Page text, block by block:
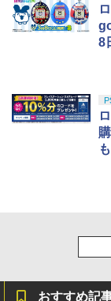
8
おすすめ記